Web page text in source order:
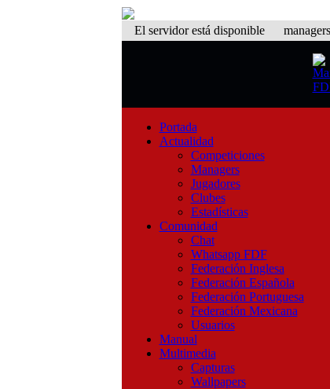
El servidor está disponible
Portada
Actualidad
Competiciones
Managers
Jugadores
Clubes
Estadísticas
Comunidad
Chat
Whatsapp FDF
Federación Inglesa
Federación Española
Federación Portuguesa
Federación Mexicana
Usuarios
Manual
Multimedia
Capturas
Wallpapers